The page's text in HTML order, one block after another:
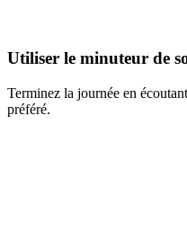
Utiliser le minuteur de
Terminez la journée en
préféré.